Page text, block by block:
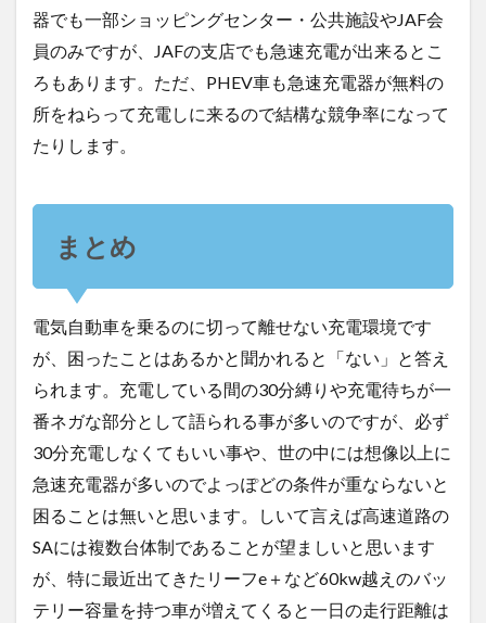
器でも一部ショッピングセンター・公共施設やJAF会
員のみですが、JAFの支店でも急速充電が出来るとこ
ろもあります。ただ、PHEV車も急速充電器が無料の
所をねらって充電しに来るので結構な競争率になって
たりします。
まとめ
電気自動車を乗るのに切って離せない充電環境です
が、困ったことはあるかと聞かれると「ない」と答え
られます。充電している間の30分縛りや充電待ちが一
番ネガな部分として語られる事が多いのですが、必ず
30分充電しなくてもいい事や、世の中には想像以上に
急速充電器が多いのでよっぽどの条件が重ならないと
困ることは無いと思います。しいて言えば高速道路の
SAには複数台体制であることが望ましいと思います
が、特に最近出てきたリーフe＋など60kw越えのバッ
テリー容量を持つ車が増えてくると一日の走行距離は